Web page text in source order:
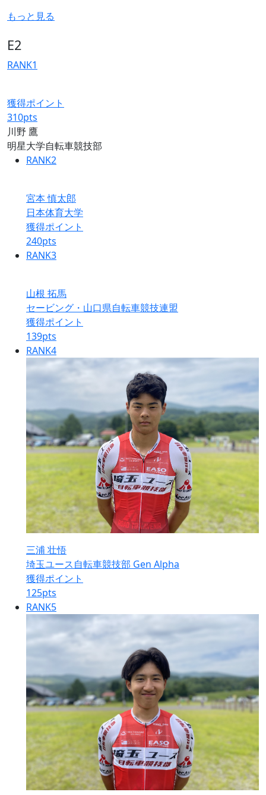
もっと見る
E2
RANK1
獲得ポイント
310pts
川野 鷹
明星大学自転車競技部
RANK2
宮本 慎太郎
日本体育大学
獲得ポイント
240pts
RANK3
山根 拓馬
セービング・山口県自転車競技連盟
獲得ポイント
139pts
RANK4
三浦 壮悟
埼玉ユース自転車競技部 Gen Alpha
獲得ポイント
125pts
RANK5